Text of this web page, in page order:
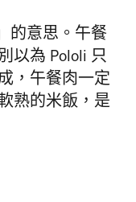
的意思。午餐
以為 Pololi 只
，午餐肉一定
熟的米飯，是